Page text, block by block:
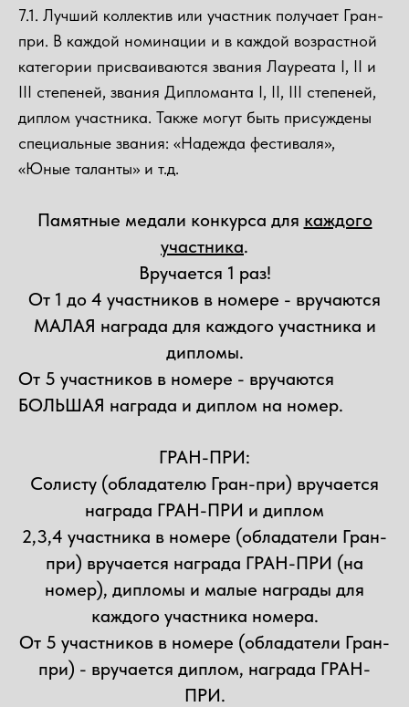
7.1. Лучший коллектив или участник получает Гран-
при. В каждой номинации и в каждой возрастной
категории присваиваются звания Лауреата I, II и
III степеней, звания Дипломанта I, II, III степеней,
диплом участника. Также могут быть присуждены
специальные звания: «Надежда фестиваля»,
«Юные таланты» и т.д.
Памятные медали конкурса для каждого
участника.
Вручается 1 раз!
От 1 до 4 участников в номере - вручаются
МАЛАЯ награда для каждого участника и
дипломы.
От 5 участников в номере - вручаются
БОЛЬШАЯ награда и диплом на номер.
ГРАН-ПРИ:
Солисту (обладателю Гран-при) вручается
награда ГРАН-ПРИ и диплом
2,3,4 участника в номере (обладатели Гран-
при) вручается награда ГРАН-ПРИ (на
номер), дипломы и малые награды для
каждого участника номера.
От 5 участников в номере (обладатели Гран-
при) - вручается диплом, награда ГРАН-
ПРИ.